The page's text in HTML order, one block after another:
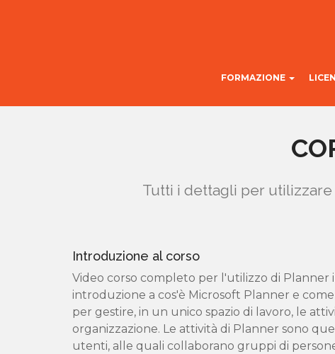
FORMAZIONE
Tutti i dettagli per
Introduzione al corso
Video corso completo per l'utilizzo di Planner
introduzione a cos'è Microsoft Planner e
per gestire, in un unico spazio di lavoro, le
organizzazione. Le attività di Planner sono
utenti, alle quali collaborano gruppi di